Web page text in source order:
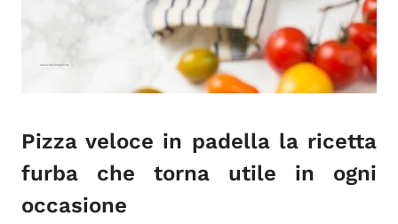
Pizza veloce in padella la ricetta
furba che torna utile in ogni
occasione